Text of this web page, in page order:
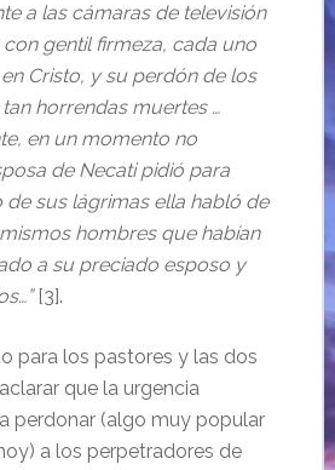
a las cámaras de televisión
gentil firmeza, cada uno
Cristo, y su perdón de los
horrendas muertes …
en un momento no
de Necati pidió para
de sus lágrimas ella habló de
hombres que habían
a su preciado esposo y
[3].
para los pastores y las dos
que la urgencia
perdonar (algo muy popular
a los perpetradores de